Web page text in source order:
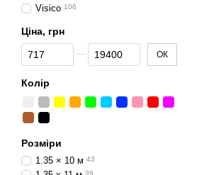
Visico 106
Ціна, грн
Від Ціна, грн
До Ціна, грн ОК
Колір
Розміри
1.35 × 10 м 43
39